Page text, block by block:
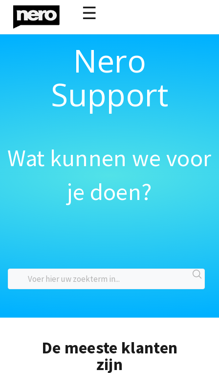
☰
Nero
Support
Wat kunnen we voor
je doen?
De meeste klanten
zijn